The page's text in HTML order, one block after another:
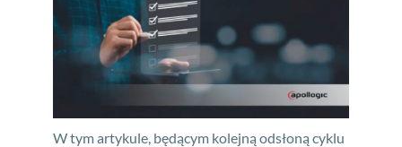
W tym artykule, będącym kolejną odsłoną cyklu